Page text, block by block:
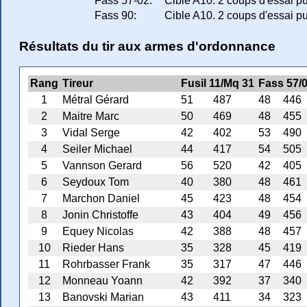
Fass 90:
Cible A10. 2 coups d'essai
Résultats du tir aux armes d'ordonnance
Rang Tireur Fusil 11/Mq 31 Fass 57/
1
Métral Gérard 51 487 48
446
2
Maitre Marc 50 469 48
455
3
Vidal Serge 42 402 53
490
4
Seiler Michael 44 417 54
505
5
Vannson Gerard 56 520 42
405
6
Seydoux Tom 40 380 48
461
7
Marchon Daniel 45 423 48
454
8
Jonin Christoffe 43 404 49
456
9
Equey Nicolas 42 388 48
457
10
Rieder Hans 35 328 45
419
11
Rohrbasser Frank 35 317 47
446
12
Monneau Yoann 42 392 37
340
13
Banovski Marian 43 411 34 323